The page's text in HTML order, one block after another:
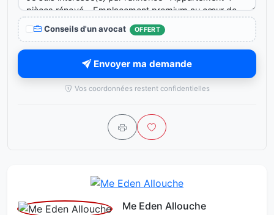
Conseils d'un avocat OFFERT
Envoyer ma demande
Vos coordonnées restent confidentielles
Me Eden Allouche